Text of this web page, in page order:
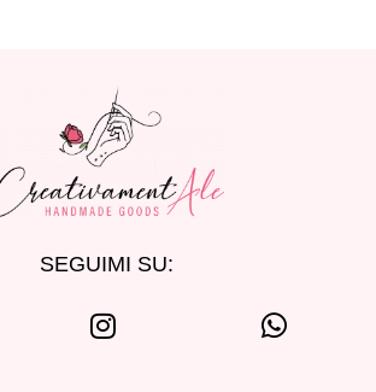
SEGUIMI SU: